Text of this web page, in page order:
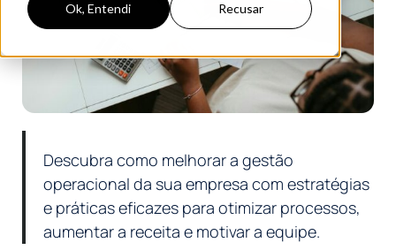
Ok, Entendi Recusar
Descubra como melhorar a gestão
operacional da sua empresa com estratégias
e práticas eficazes para otimizar processos,
aumentar a receita e motivar a equipe.